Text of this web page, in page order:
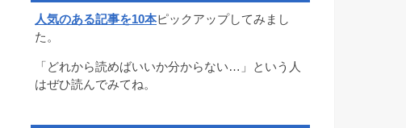
人気のある記事を10本ピックアップしてみまし
た。
「どれから読めばいいか分からない…」という人
はぜひ読んでみてね。